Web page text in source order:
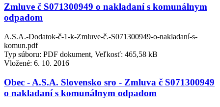
Zmluve č S071300949 o nakladaní s komunálnym
odpadom
A.S.A.-Dodatok-č-1-k-Zmluve-č.-S071300949-o-nakladaní-s-
komun.pdf
Typ súboru: PDF dokument, Veľkosť: 465,58 kB
Vložené: 6. 10. 2016
Obec - A.S.A. Slovensko sro - Zmluva č S071300949
o nakladaní s komunálnym odpadom